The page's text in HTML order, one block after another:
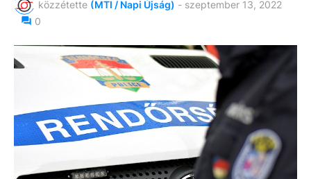
közzétette (MTI / Napi Újság) - szeptember 13, 2022
0